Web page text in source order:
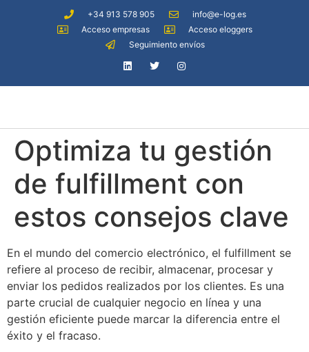
+34 913 578 905
info@e-log.es
Acceso empresas
Acceso eloggers
Seguimiento envíos
Optimiza tu gestión
de fulfillment con
estos consejos clave
En el mundo del comercio electrónico, el fulfillment se
refiere al proceso de recibir, almacenar, procesar y
enviar los pedidos realizados por los clientes. Es una
parte crucial de cualquier negocio en línea y una
gestión eficiente puede marcar la diferencia entre el
éxito y el fracaso.